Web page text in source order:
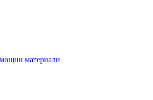
материали